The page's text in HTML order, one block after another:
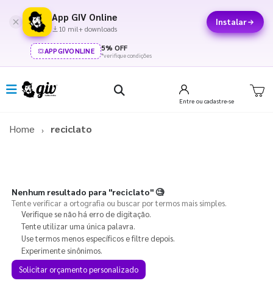
App GIV Online
10 mil+ downloads
Instalar
APPGIVONLINE 5% OFF
*verifique condições
Entre ou cadastre-se
Home reciclato
Nenhum resultado para "reciclato"🧐
Tente verificar a ortografia ou buscar por termos mais simples.
Verifique se não há erro de digitação.
Tente utilizar uma única palavra.
Use termos menos específicos e filtre depois.
Experimente sinônimos.
Solicitar orçamento personalizado